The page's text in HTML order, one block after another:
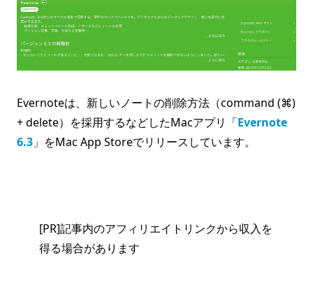
Evernoteは、新しいノートの削除方法（command (⌘)
+ delete）を採用するなどしたMacアプリ「Evernote
6.3 」をMac App Storeでリリースしています。
[PR]記事内のアフィリエイトリンクから収入を
得る場合があります